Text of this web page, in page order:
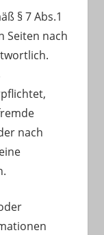
§ 7 Abs.1
Seiten nach
nach